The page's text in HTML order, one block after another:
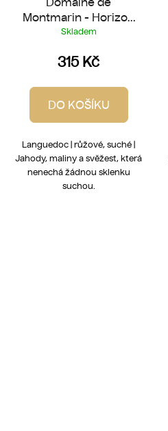
Montmarin - Horizon
Rosé 2025
Skladem
315 Kč
DO KOŠÍKU
Languedoc | růžové, suché |
Jahody, maliny a svěžest, která
nenechá žádnou sklenku
suchou.